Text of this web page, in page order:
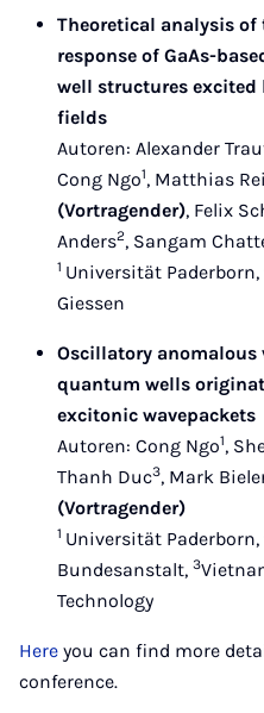
Theoretical analysis
response of GaAs-
well structures excited
fields
Autoren: Alexander
Cong Ngo1, Matthias
(Vortragender), Felix
Anders2, Sangam
1 Universität Paderborn,
Giessen
Oscillatory anomalous
quantum wells
excitonic wavepackets
Autoren: Cong Ngo1,
Thanh Duc3, Mark
(Vortragender)
1 Universität Paderborn,
Bundesanstalt, 3
Technology
Here you can find more
conference.